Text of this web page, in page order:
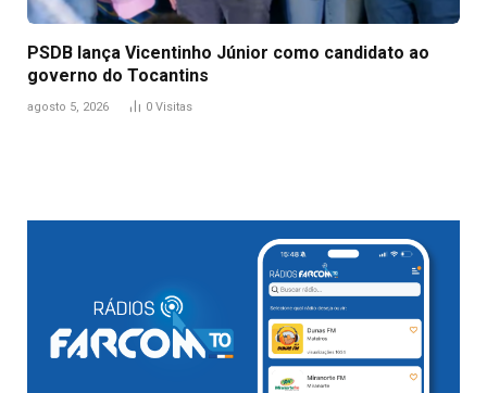
PSDB lança Vicentinho Júnior como candidato ao
governo do Tocantins
agosto 5, 2026 0 Visitas